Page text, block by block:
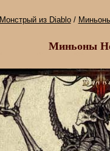
Монстрый из Diablo/
Миньоны